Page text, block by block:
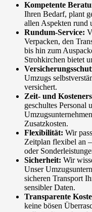
Kompetente
Ihren Bedarf, plant
allen Aspekten rund
Rundum-Service:
Verpacken, den
bis hin zum
Strohkirchen bietet
Umzugs
versichert.
Zeit- und
geschultes Personal
Zusatzkosten.
Flexibilität: Wir
Zeitplan flexibel an
oder
Sicherheit: Wir
Unser
sicheren Transport
sensibler Daten.
Transparente
keine bösen